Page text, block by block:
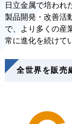
日立金属で培われ
製品開発・改善活
で、より多くの産
常に進化を続けて
全世界を販売